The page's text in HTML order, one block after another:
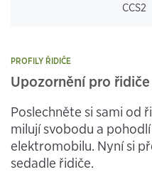
CCS2
PROFILY ŘIDIČE
Upozornění pro
Poslechněte si sami od
milují svobodu a
elektromobilu. Nyní si
sedadle řidiče.